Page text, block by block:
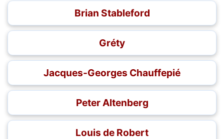
Brian Stableford
Gréty
Jacques-Georges Chauffepié
Peter Altenberg
Louis de Robert